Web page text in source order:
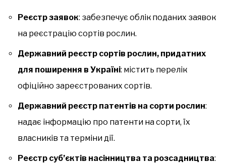
Реєстр заявок: забезпечує облік поданих заявок
на реєстрацію сортів рослин.
Державний реєстр сортів рослин, придатних
для поширення в Україні: містить перелік
офіційно зареєстрованих сортів.
Державний реєстр патентів на сорти рослин:
надає інформацію про патенти на сорти, їх
власників та терміни дії.
Реєстр суб’єктів насінництва та розсадництва: